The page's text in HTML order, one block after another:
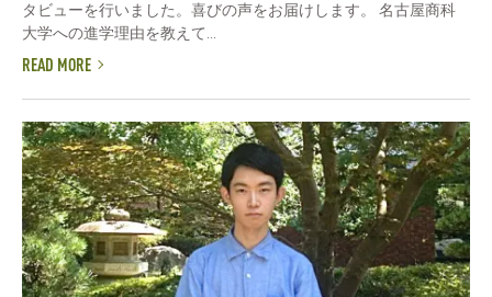
タビューを行いました。喜びの声をお届けします。 名古屋商科
大学への進学理由を教えて...
READ MORE